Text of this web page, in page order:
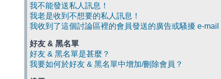
我不能發送私人訊息！
我老是收到不想要的私人訊息！
我收到了這個討論區裡的會員發送的廣告或騷擾 e-mail
好友 & 黑名單
好友 & 黑名單是甚麼？
我要如何於好友 & 黑名單中增加/刪除會員？